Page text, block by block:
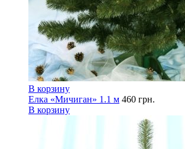
В корзину
Елка «Мичиган» 1.1 м 460 грн.
В корзину